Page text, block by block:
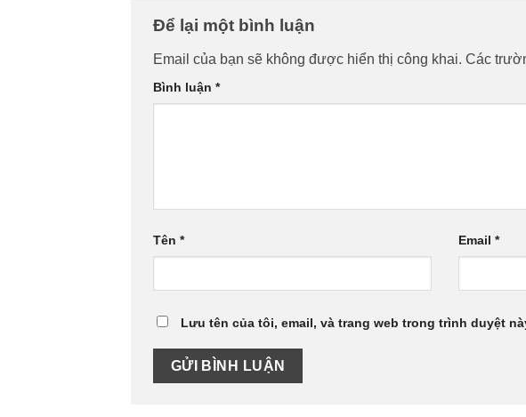
Để lại một bình luận
Email của bạn sẽ không được hiển thị công khai. Các
Bình luận *
Tên * Email*
Lưu tên của tôi, email, và trang web trong trình duyệt